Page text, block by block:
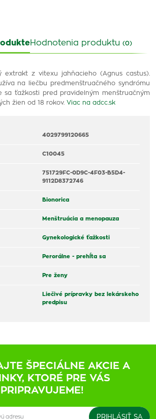
Hodnotenia produktu (0)
extrakt z vitexu jahňacieho (Agnus castus).
na liečbu predmenštruačného syndrómu
sa ťažkosti pred pravidelným menštruačným
žien od 18 rokov. Viac na adcc.sk
4029799120665
C10045
751729FC-0D9C-4F03-B5D4-
9112D8372746
Bionorica
Menštruácia a menopauza
Gynekologické ťažkosti
Perorálne - prehĺta sa
Pre ženy
Liečivé prípravky bez lekárskeho
predpisu
ŠPECIÁLNE AKCIE A
KTORÉ PRE VÁS
PRIPRAVUJEME!